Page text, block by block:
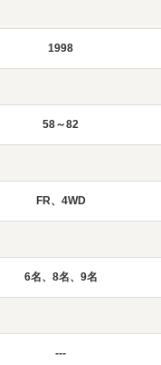
1998
58～82
FR、4WD
6名、8名、9名
---